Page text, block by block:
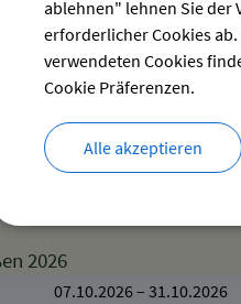
geöffnet -
Heimatmuseum
Dorfstraße 20
88138 Hergensweiler
2026
07.10.2026– 31.10.2026
ablehnen" lehnen Sie der
erforderlicher Cookies
verwendeten Cookies
Cookie Präferenzen.
Alle akzeptieren